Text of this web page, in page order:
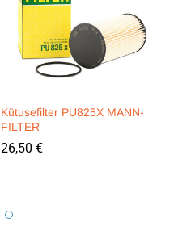
Kütusefilter PU825X MANN-
FILTER
26,50 €